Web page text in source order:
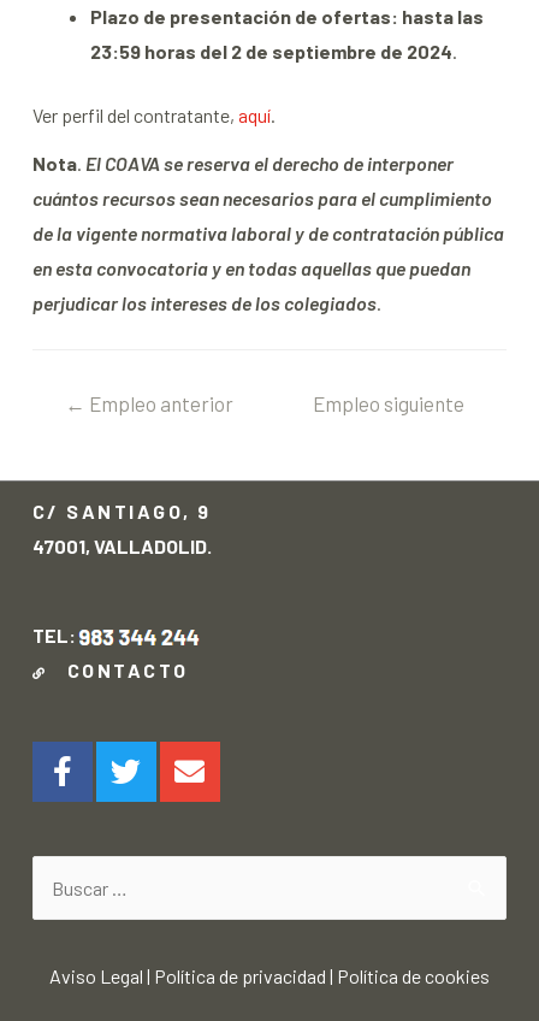
Plazo de presentación de ofertas: hasta las
23:59 horas del 2 de septiembre de 2024.
Ver perfil del contratante, aquí.
Nota. El COAVA se reserva el derecho de interponer
cuántos recursos sean necesarios para el cumplimiento
de la vigente normativa laboral y de contratación pública
en esta convocatoria y en todas aquellas que puedan
perjudicar los intereses de los colegiados.
← Empleo anterior
Empleo siguiente
C/ SANTIAGO, 9
47001, VALLADOLID.
TEL:
CONTACTO
Aviso Legal | Política de privacidad | Política de cookies